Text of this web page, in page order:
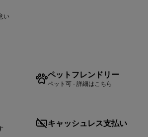
い
ペットフレンドリー
ペット可 - 詳細はこちら
キャッシュレス支払い